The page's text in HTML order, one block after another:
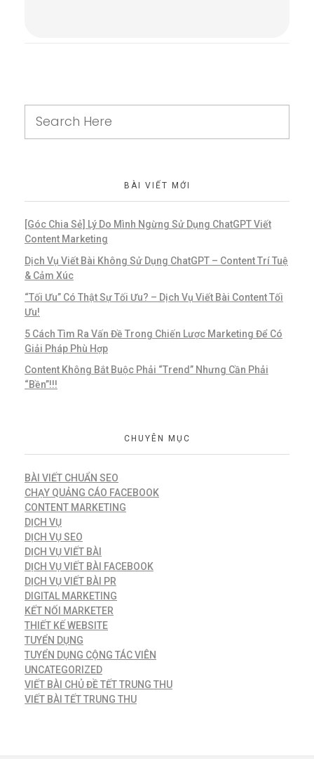
BÀI VIẾT MỚI
[Góc Chia Sẻ] Lý Do Mình Ngừng Sử Dụng ChatGPT Viết
Content Marketing
Dịch Vụ Viết Bài Không Sử Dụng ChatGPT – Content Trí Tuệ
& Cảm Xúc
“Tối Ưu” Có Thật Sự Tối Ưu? – Dịch Vụ Viết Bài Content Tối
Ưu!
5 Cách Tìm Ra Vấn Đề Trong Chiến Lược Marketing Để Có
Giải Pháp Phù Hợp
Content Không Bắt Buộc Phải “Trend” Nhưng Cần Phải
“Bền”!!!
CHUYÊN MỤC
BÀI VIẾT CHUẨN SEO
CHẠY QUẢNG CÁO FACEBOOK
CONTENT MARKETING
DỊCH VỤ
DỊCH VỤ SEO
DỊCH VỤ VIẾT BÀI
DỊCH VỤ VIẾT BÀI FACEBOOK
DỊCH VỤ VIẾT BÀI PR
DIGITAL MARKETING
KẾT NỐI MARKETER
THIẾT KẾ WEBSITE
TUYỂN DỤNG
TUYỂN DỤNG CỘNG TÁC VIÊN
UNCATEGORIZED
VIẾT BÀI CHỦ ĐỀ TẾT TRUNG THU
VIẾT BÀI TẾT TRUNG THU